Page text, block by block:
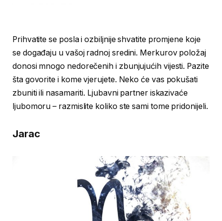
Prihvatite se posla i ozbiljnije shvatite promjene koje
se događaju u vašoj radnoj sredini. Merkurov položaj
donosi mnogo nedorečenih i zbunjujućih vijesti. Pazite
šta govorite i kome vjerujete. Neko će vas pokušati
zbuniti ili nasamariti. Ljubavni partner iskazivaće
ljubomoru – razmislite koliko ste sami tome pridonijeli.
Jarac